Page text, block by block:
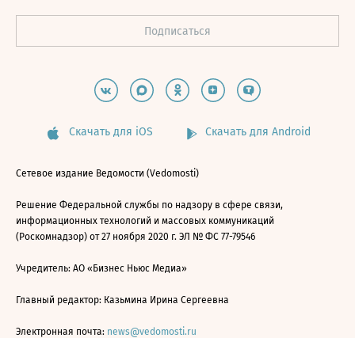
Скачать для iOS Скачать для Android
Сетевое издание Ведомости (Vedomosti)
Решение Федеральной службы по надзору в сфере связи,
информационных технологий и массовых коммуникаций
(Роскомнадзор) от 27 ноября 2020 г. ЭЛ № ФС 77-79546
Учредитель: АО «Бизнес Ньюс Медиа»
Главный редактор: Казьмина Ирина Сергеевна
Электронная почта: news@vedomosti.ru